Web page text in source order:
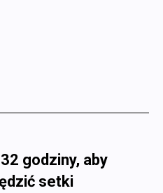
godziny, aby
setki